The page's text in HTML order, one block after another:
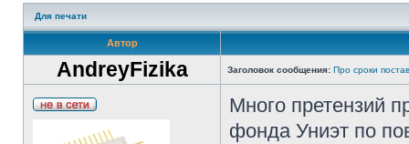
Для печати
Автор
AndreyFizika Заголовок сообщения: Про сроки
Много претензий
фонда Униэт по